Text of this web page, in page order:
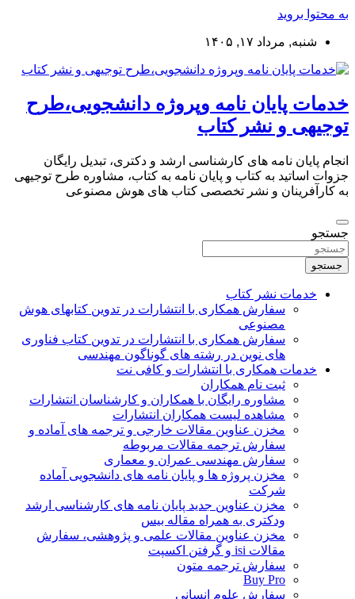
به محتوا بروید
شنبه, مرداد ۱۷, ۱۴۰۵
خدمات پایان نامه وپروژه دانشجویی،طرح
توجیهی و نشر کتاب
انجام پایان نامه های کارشناسی ارشد و دکتری، تبدیل رایگان
جزوات اساتید به کتاب و پایان نامه به کتاب، مشاوره طرح توجیهی
به کارآفرینان و نشر تخصصی کتاب های هوش مصنوعی
جستجو
جستجو
خدمات نشر کتاب
سفارش همکاری با انتشارات در تدوین کتابهای هوش
مصنوعی
سفارش همکاری با انتشارات در تدوین کتاب فناوری
های نوین در رشته های گوناگون مهندسی
خدمات همکاری با انتشارات و کافی نت
ثبت نام همکاران
مشاوره رایگان با همکاران و کارشناسان انتشارات
مشاهده لیست همکاران انتشارات
مخزن عناوین مقالات خارجی و ترجمه های آماده و
سفارش ترجمه مقالات مربوطه
سفارش مهندسی عمران و معماری
مخزن پروژه ها و پایان نامه های دانشجویی آماده
شرکت
مخزن عناوین جدید پایان نامه های کارشناسی ارشد
ودکتری به همراه مقاله بیس
مخزن عناوین مقالات علمی و پژوهشی، سفارش
مقالات isi و گرفتن اکسپت
سفارش ترجمه متون
Buy Pro
سفارش علوم انسانی